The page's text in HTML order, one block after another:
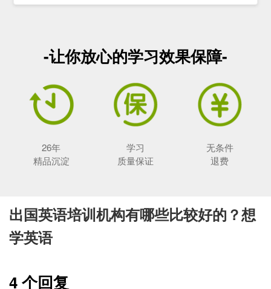
-让你放心的学习效果保障-
26年
精品沉淀
学习
质量保证
无条件
退费
出国英语培训机构有哪些比较好的？想
学英语
4 个回复